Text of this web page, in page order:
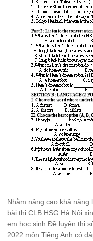
Nhằm nâng cao khả năng
bài thi CLB HSG Hà Nội
em học sinh Đề luyện thi
2022 môn Tiếng Anh có